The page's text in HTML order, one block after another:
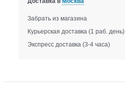
Забрать из магазина
Курьерская доставка (1 раб. день)
Экспресс доставка (3-4 часа)